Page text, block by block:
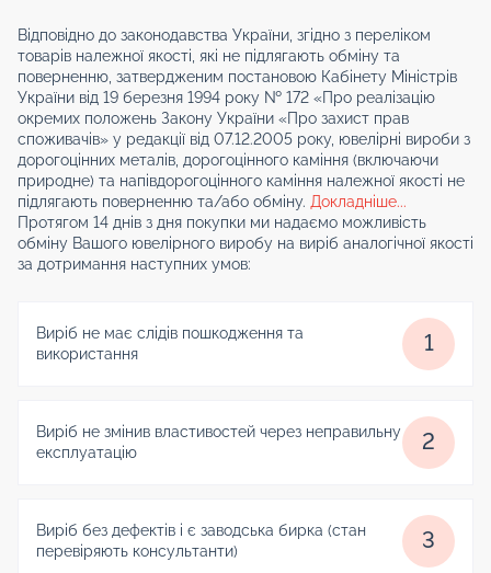
Відповідно до законодавства України, згідно з переліком
товарів належної якості, які не підлягають обміну та
поверненню, затвердженим постановою Кабінету Міністрів
України від 19 березня 1994 року № 172 «Про реалізацію
окремих положень Закону України «Про захист прав
споживачів» у редакції від 07.12.2005 року, ювелірні вироби з
дорогоцінних металів, дорогоцінного каміння (включаючи
природне) та напівдорогоцінного каміння належної якості не
підлягають поверненню та/або обміну. Докладніше...
Протягом 14 днів з дня покупки ми надаємо можливість
обміну Вашого ювелірного виробу на виріб аналогічної якості
за дотримання наступних умов:
Виріб не має слідів пошкодження та
використання
1
Виріб не змінив властивостей через неправильну
експлуатацію
2
Виріб без дефектів і є заводська бирка (стан
перевіряють консультанти)
3